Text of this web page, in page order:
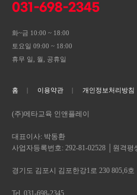
031-698-2345
화~금 10:00 ~ 18:00
토요일 09:00 ~ 18:00
휴무 일, 월, 공휴일
홈 이용약관 개인정보처리방침
(주)메타교육 인앤플레이
대표이사: 박동환
사업자등록번호: 292-81-02528 │원격
경기도 김포시 김포한강1로 230 805,6호